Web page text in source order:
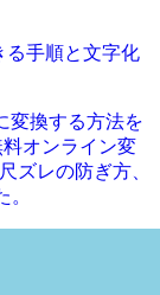
る手順と文字化
変換する方法を
オンライン変
ズレの防ぎ方、